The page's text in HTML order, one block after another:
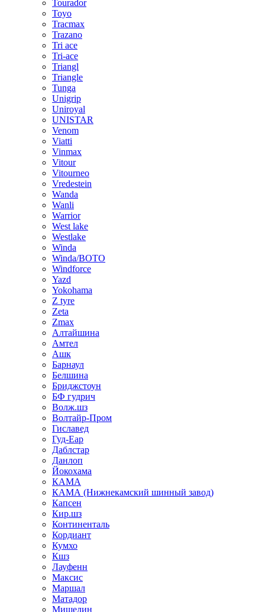
Tourador
Toyo
Tracmax
Trazano
Tri ace
Tri-ace
Triangl
Triangle
Tunga
Unigrip
Uniroyal
UNISTAR
Venom
Viatti
Vinmax
Vitour
Vitourneo
Vredestein
Wanda
Wanli
Warrior
West lake
Westlake
Winda
Winda/BOTO
Windforce
Yazd
Yokohama
Z tyre
Zeta
Zmax
Алтайшина
Амтел
Ашк
Барнаул
Белшина
Бриджстоун
БФ гудрич
Волж.шз
Волтайр-Пром
Гиславед
Гуд-Еар
Даблстар
Данлоп
Йокохама
КАМА
КАМА (Нижнекамский шинный завод)
Капсен
Кир.шз
Континенталь
Кордиант
Кумхо
Кшз
Лауфенн
Максис
Маршал
Матадор
Мишелин